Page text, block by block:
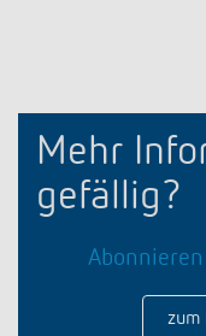
Mehr
gefällig?
zum